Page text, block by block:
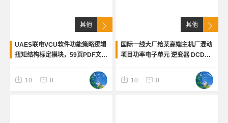
其他
UAES联电VCU软件功能策略逻辑
扭矩结构标定模块，59页PDF文
电VCU的功能策略逻辑、扭矩结
构、标定模块技术细节等。
10 0
其他
国际一线大厂给某高端主机厂混动
项目功率电子单元 逆变器 DCDC
simulink 模型说明文档规范 全英
文。电驱逆变器
10 0